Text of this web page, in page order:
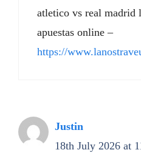
atletico vs real madrid
apuestas online –
https://
Justin
18th July 2026 at